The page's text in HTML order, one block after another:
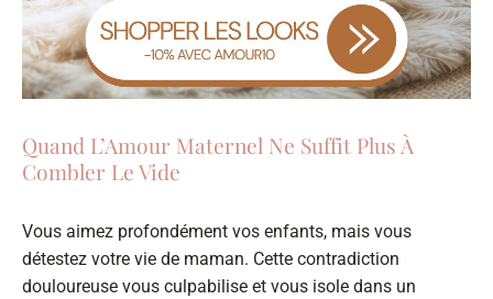
Quand L’Amour Maternel Ne Suffit Plus À
Combler Le Vide
Vous aimez profondément vos enfants, mais vous
détestez votre vie de maman. Cette contradiction
douloureuse vous culpabilise et vous isole dans un